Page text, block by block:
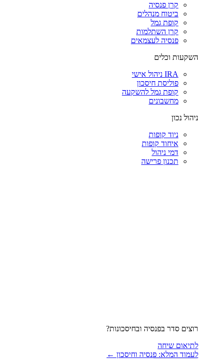
קרן פנסיה
ביטוח מנהלים
קופת גמל
קרן השתלמות
פנסיה לעצמאים
השקעות וכלים
IRA ניהול אישי
פוליסת חיסכון
קופת גמל להשקעה
מחשבונים
ניהול נכון
ניוד קופות
איחוד קופות
דמי ניהול
תכנון פרישה
רוצים סדר בפנסיה ובחיסכונות?
לתיאום שיחה
לעמוד המלא: פנסיה וחיסכון ←